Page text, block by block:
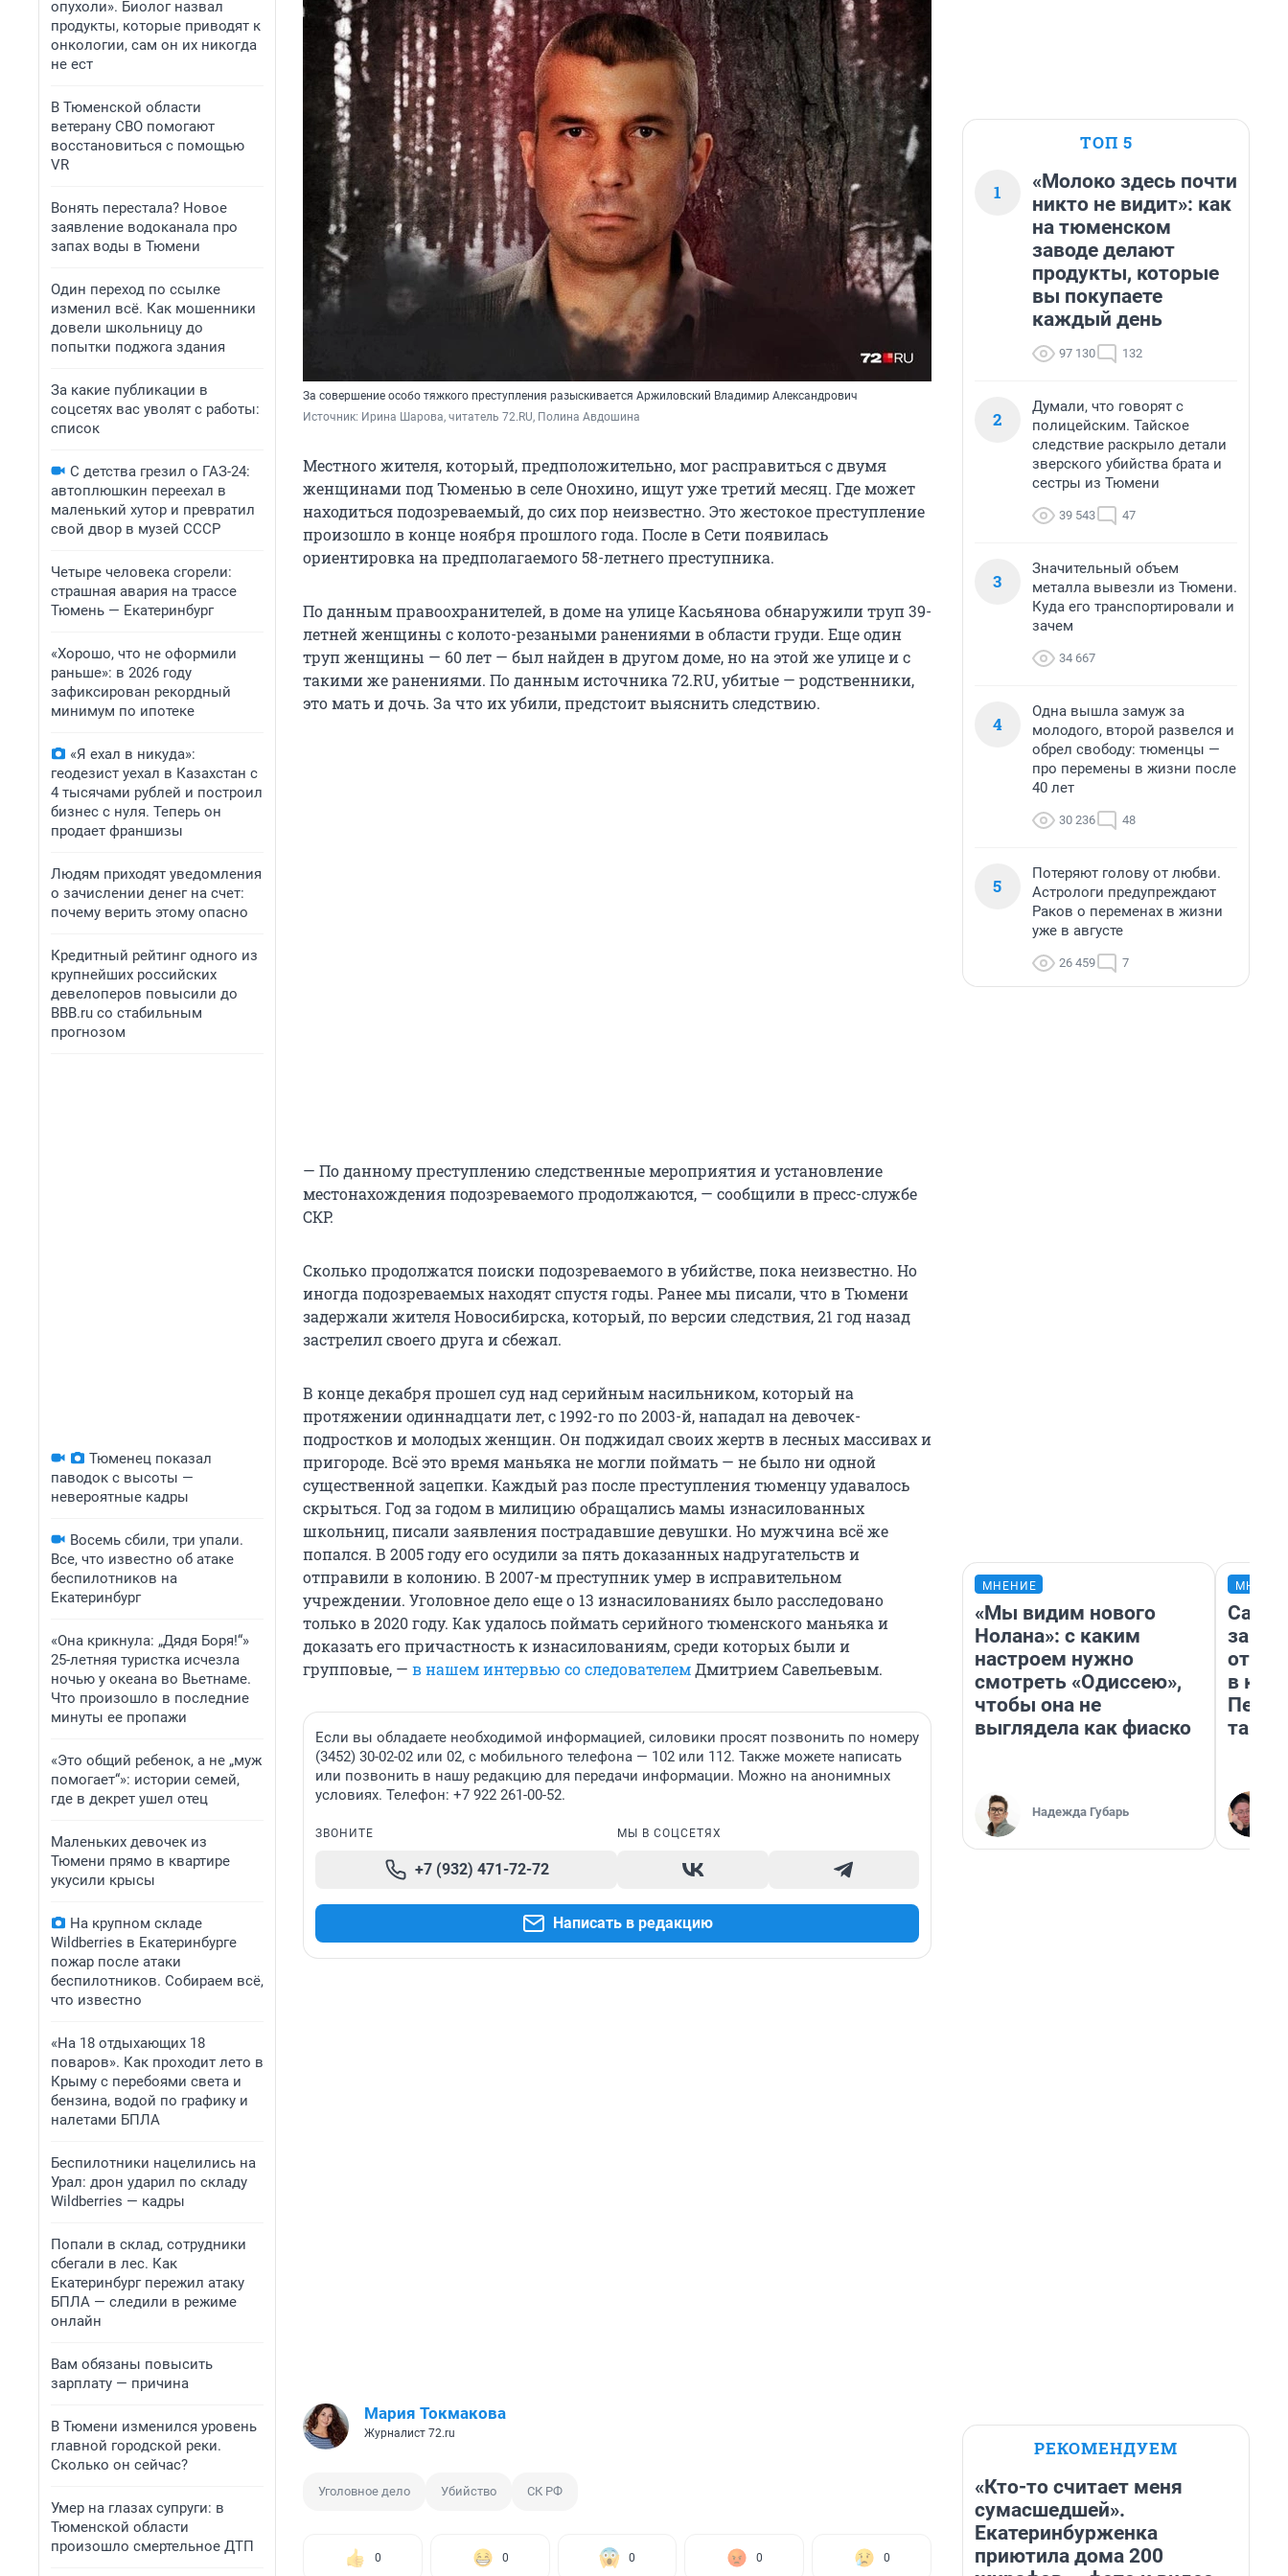
опухоли». Биолог назвал
продукты, которые приводят к
онкологии, сам он их никогда
не ест
В Тюменской области
ветерану СВО помогают
восстановиться с помощью
VR
Вонять перестала? Новое
заявление водоканала про
запах воды в Тюмени
Один переход по ссылке
изменил всё. Как мошенники
довели школьницу до
попытки поджога здания
За какие публикации в
соцсетях вас уволят с работы:
список
С детства грезил о ГАЗ-24:
автоплюшкин переехал в
маленький хутор и превратил
свой двор в музей СССР
Четыре человека сгорели:
страшная авария на трассе
Тюмень — Екатеринбург
«Хорошо, что не оформили
раньше»: в 2026 году
зафиксирован рекордный
минимум по ипотеке
«Я ехал в никуда»:
геодезист уехал в Казахстан с
4 тысячами рублей и построил
бизнес с нуля. Теперь он
продает франшизы
Людям приходят уведомления
о зачислении денег на счет:
почему верить этому опасно
Кредитный рейтинг одного из
крупнейших российских
девелоперов повысили до
BBB.ru со стабильным
прогнозом
Тюменец показал
паводок с высоты —
невероятные кадры
Восемь сбили, три упали.
Все, что известно об атаке
беспилотников на
Екатеринбург
«Она крикнула: „Дядя Боря!“»
25-летняя туристка исчезла
ночью у океана во Вьетнаме.
Что произошло в последние
минуты ее пропажи
«Это общий ребенок, а не „муж
помогает“»: истории семей,
где в декрет ушел отец
Маленьких девочек из
Тюмени прямо в квартире
укусили крысы
На крупном складе
Wildberries в Екатеринбурге
пожар после атаки
беспилотников. Собираем всё,
что известно
«На 18 отдыхающих 18
поваров». Как проходит лето в
Крыму с перебоями света и
бензина, водой по графику и
налетами БПЛА
Беспилотники нацелились на
Урал: дрон ударил по складу
Wildberries — кадры
Попали в склад, сотрудники
сбегали в лес. Как
Екатеринбург пережил атаку
БПЛА — следили в режиме
онлайн
Вам обязаны повысить
зарплату — причина
В Тюмени изменился уровень
главной городской реки.
Сколько он сейчас?
Умер на глазах супруги: в
Тюменской области
произошло смертельное ДТП
За совершение особо тяжкого преступления разыскивается Аржиловский Владимир Александрович
Источник: Ирина Шарова, читатель 72.RU, Полина Авдошина
Местного жителя, который, предположительно, мог расправиться с двумя
женщинами под Тюменью в селе Онохино, ищут уже третий месяц. Где может
находиться подозреваемый, до сих пор неизвестно. Это жестокое преступление
произошло в конце ноября прошлого года. После в Сети появилась
ориентировка на предполагаемого 58-летнего преступника.
По данным правоохранителей, в доме на улице Касьянова обнаружили труп 39-
летней женщины с колото-резаными ранениями в области груди. Еще один
труп женщины — 60 лет — был найден в другом доме, но на этой же улице и с
такими же ранениями. По данным источника 72.RU, убитые — родственники,
это мать и дочь. За что их убили, предстоит выяснить следствию.
— По данному преступлению следственные мероприятия и установление
местонахождения подозреваемого продолжаются, — сообщили в пресс-службе
СКР.
Сколько продолжатся поиски подозреваемого в убийстве, пока неизвестно. Но
иногда подозреваемых находят спустя годы. Ранее мы писали, что в Тюмени
задержали жителя Новосибирска, который, по версии следствия, 21 год назад
застрелил своего друга и сбежал.
В конце декабря прошел суд над серийным насильником, который на
протяжении одиннадцати лет, с 1992-го по 2003-й, нападал на девочек-
подростков и молодых женщин. Он поджидал своих жертв в лесных массивах и
пригороде. Всё это время маньяка не могли поймать — не было ни одной
существенной зацепки. Каждый раз после преступления тюменцу удавалось
скрыться. Год за годом в милицию обращались мамы изнасилованных
школьниц, писали заявления пострадавшие девушки. Но мужчина всё же
попался. В 2005 году его осудили за пять доказанных надругательств и
отправили в колонию. В 2007-м преступник умер в исправительном
учреждении. Уголовное дело еще о 13 изнасилованиях было расследовано
только в 2020 году. Как удалось поймать серийного тюменского маньяка и
доказать его причастность к изнасилованиям, среди которых были и
групповые, — в нашем интервью со следователемДмитрием Савельевым.
Если вы обладаете необходимой информацией, силовики просят позвонить по номеру
(3452) 30-02-02 или 02, с мобильного телефона — 102 или 112. Также можете написать
или позвонить в нашу редакцию для передачи информации. Можно на анонимных
условиях. Телефон: +7 922 261-00-52.
ЗВОНИТЕ
+7 (932) 471-72-72
МЫ В СОЦСЕТЯХ
Написать в редакцию
Мария Токмакова
Журналист 72.ru
Уголовное дело Убийство СК РФ
0 0 0 0 0
ТОП 5
1
«Молоко здесь почти
никто не видит»: как
на тюменском
заводе делают
продукты, которые
вы покупаете
каждый день
97 130 132
2
Думали, что говорят с
полицейским. Тайское
следствие раскрыло детали
зверского убийства брата и
сестры из Тюмени
39 543 47
3
Значительный объем
металла вывезли из Тюмени.
Куда его транспортировали и
зачем
34 667
4
Одна вышла замуж за
молодого, второй развелся и
обрел свободу: тюменцы —
про перемены в жизни после
40 лет
30 236 48
5
Потеряют голову от любви.
Астрологи предупреждают
Раков о переменах в жизни
уже в августе
26 459 7
МНЕНИЕ
«Мы видим нового
Нолана»: с каким
настроем нужно
смотреть «Одиссею»,
чтобы она не
выглядела как фиаско
Надежда Губарь
в
там
РЕКОМЕНДУЕМ
«Кто-то считает меня
сумасшедшей».
Екатеринбурженка
приютила дома 200